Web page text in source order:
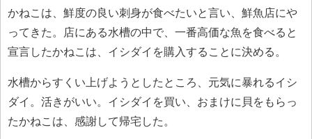
かねこは、鮮度の良い刺身が食べたいと言い、鮮魚店にや
ってきた。店にある水槽の中で、一番高価な魚を食べると
宣言したかねこは、イシダイを購入することに決める。
水槽からすくい上げようとしたところ、元気に暴れるイシ
ダイ。活きがいい。イシダイを買い、おまけに貝をもらっ
たかねこは、感謝して帰宅した。